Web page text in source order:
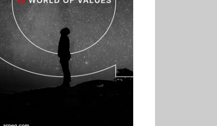
01.07
Cafom annonce
des résultats semestriels en
hausse, portés par le e-
commerce
30.06
La Sportiva affiche
une croissance solide en
2025